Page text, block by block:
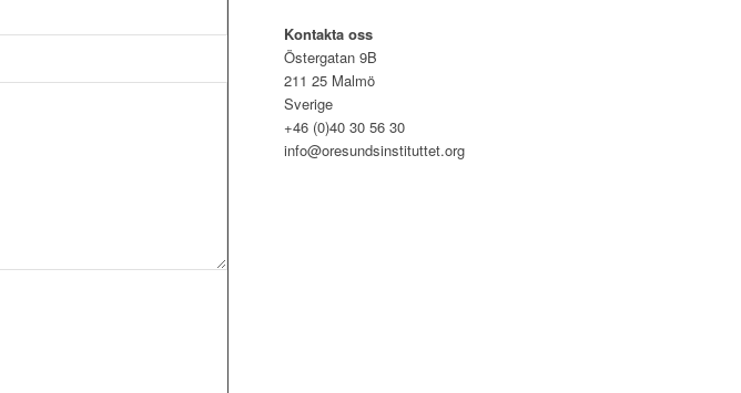
Kontakta oss
Östergatan 9B
211 25 Malmö
Sverige
+46 (0)40 30 56 30
info@oresundsinstituttet.org